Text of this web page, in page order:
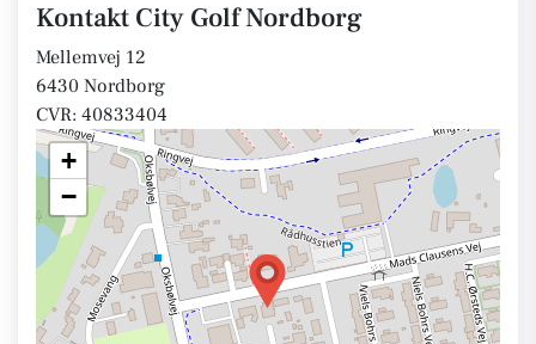
Kontakt City Golf Nordborg
Mellemvej 12
6430 Nordborg
CVR: 40833404
+
−